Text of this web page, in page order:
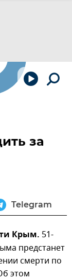
за
Telegram
Крым. 51-
предстанет
смерти по
этом